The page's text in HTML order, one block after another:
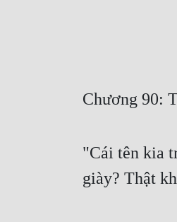
Chương 90:
"Cái tên kia
giày? Thật